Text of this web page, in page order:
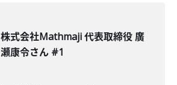
株式会社Mathmaji 代表取締役 廣
瀬康令さん #1